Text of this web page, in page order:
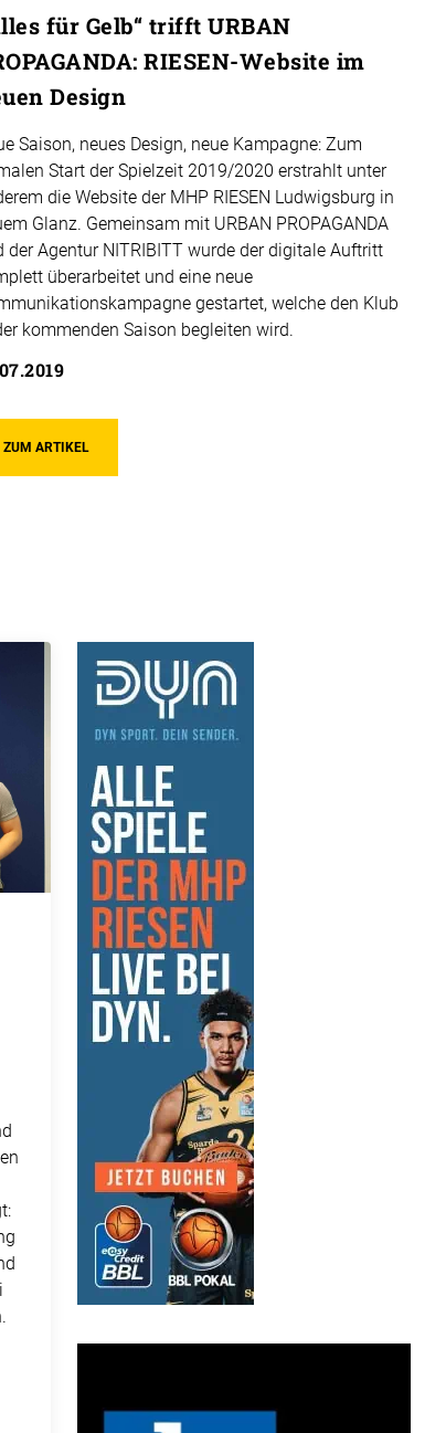
für Gelb“ trifft URBAN
RIESEN-Website im
Design
Saison, neues Design, neue Kampagne: Zum
Start der Spielzeit 2019/2020 erstrahlt unter
die Website der MHP RIESEN Ludwigsburg in
Glanz. Gemeinsam mit URBAN PROPAGANDA
der Agentur NITRIBITT wurde der digitale Auftritt
überarbeitet und eine neue
gestartet, welche den Klub
kommenden Saison begleiten wird.
ZUM ARTIKEL